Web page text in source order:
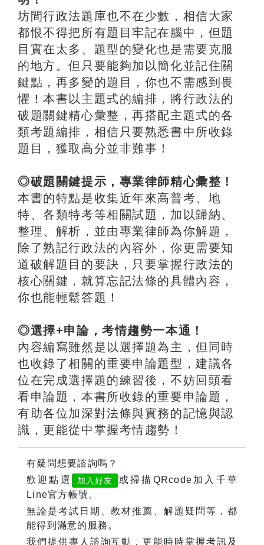
坊間行政法題庫也不在少數，相信大家
都恨不得把所有題目牢記在腦中，但題
目實在太多、題型的變化也是需要克服
的地方。但只要能夠加以簡化並記住關
鍵點，再多變的題目，你也不需感到畏
懼！本書以主題式的編排，將行政法的
破題關鍵精心彙整，再搭配主題式的各
類考題編排，相信只要熟悉書中所收錄
題目，獲取高分並非難事！
◎破題關鍵提示，專業律師精心彙整！
本書的特點是收集近年來高普考、地
特、各類特考等相關試題，加以歸納、
整理、解析，並由專業律師為你解題，
除了熟記行政法的內容外，你更需要知
道破解題目的要訣，只要掌握行政法的
核心關鍵，就算忘記法條的具體內容，
你也能輕鬆答題！
◎選擇+申論，考情趨勢一本通！
內容編寫雖然是以選擇題為主，但同時
也收錄了相關的重要申論題型，建議各
位在完成選擇題的練習後，不妨回頭看
看申論題，本書所收錄的重要申論題，
有助各位加深對法條與實務的記憶與認
識，更能從中掌握考情趨勢！
有疑問想要諮詢嗎？
歡迎點選
加入好友
或掃描QRcode加入千華
Line官方帳號。
無論是考試日期、教材推薦、解題疑問等，都
能得到滿意的服務。
我們提供專人諮詢互動，更能時時掌握考訊及